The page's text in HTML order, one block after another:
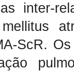
inter-
ScR.